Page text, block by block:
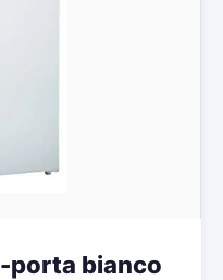
porta bianco